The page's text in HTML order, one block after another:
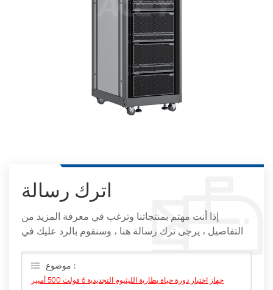
اترك رسالة
إذا أنت مهتم بمنتجاتنا وترغب في معرفة المزيد من
التفاصيل ، يرجى ترك رسالة هنا ، وسنقوم بالرد عليك في
موضوع :
جهاز اختبار دورة حياة بطارية الليثيوم التجديدية 6 فولت 500 أمبير